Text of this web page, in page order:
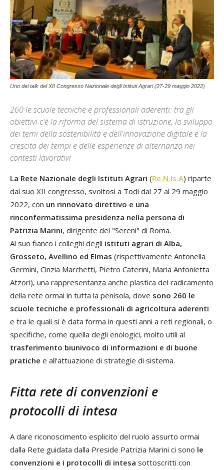
Uno dei talk del XII Congresso Nazionale degli Istituti Agrari (27-29 maggio 2022)
260 le scuole tecniche e professionali aderenti: tra gli
obiettivi c'è la riforma del sistema di istruzione, lo sviluppo
dei temi della sostenibilità e dell'innovazione digitale e la
crescita dei tempi e delle esperienze di alternanza nei
contesti lavorativi
La Rete Nazionale degli Istituti Agrari (Re.N.Is.A) riparte
dal suo XII congresso, svoltosi a Todi dal 27 al 29 maggio
2022, con un rinnovato direttivo e una
rinconfermatissima presidenza nella persona di
Patrizia Marini, dirigente del "Sereni" di Roma.
Al suo fianco i colleghi degli istituti agrari di Alba,
Grosseto, Avellino ed Elmas (rispettivamente Antonella
Germini, Cinzia Marchetti, Pietro Caterini, Maria Antonietta
Atzori), una rappresentanza anche plastica del radicamento
della rete ormai in tutta la penisola, dove sono 260 le
scuole tecniche e professionali di agricoltura aderenti
e tra le quali si è data forma in questi anni a reti regionali, o
specifiche, come quella degli enologici, molto utili al
trasferimento biunivoco di informazioni e di buone
pratiche e all'attuazione di strategie di sistema.
Fitta rete di convenzioni e
protocolli di intesa
A dare riconoscimento esplicito del ruolo assurto ormai
dalla Rete guidata dalla Preside Patrizia Marini ci sono le
convenzioni e i protocolli di intesa sottoscritti con